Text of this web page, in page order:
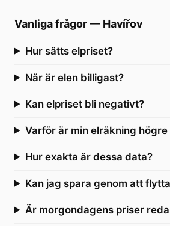
Vanliga frågor— Havířov
Hur sätts elpriset?
När är elen billigast?
Kan elpriset bli negativt?
Varför är min elräkning
Hur exakta är dessa data?
Kan jag spara genom att
Är morgondagens priser